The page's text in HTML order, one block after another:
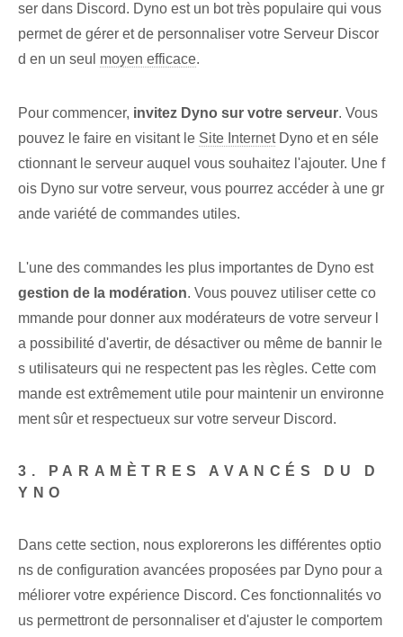
ser dans Discord. Dyno est ⁢un bot très populaire qui vous
permet de gérer et de personnaliser votre ‌Serveur Discor
d⁤⁤ en un seul moyen efficace.
Pour commencer, invitez ⁤Dyno ‌sur votre⁤ serveur. Vous
pouvez le faire en visitant le Site InternetDyno ‌et en séle
ctionnant le serveur⁤ auquel vous souhaitez l'ajouter. Une f
ois Dyno sur votre serveur, vous pourrez accéder à une gr
ande variété de commandes utiles.
L'une des commandes les plus importantes de ‍Dyno est
gestion de la modération. Vous pouvez utiliser cette co
mmande pour donner aux modérateurs de votre serveur l
a possibilité d'avertir, de désactiver ou même de bannir le
s utilisateurs qui ne respectent pas les règles. Cette com
mande est extrêmement utile pour maintenir un environne
ment sûr et respectueux sur votre serveur Discord.
3. PARAMÈTRES AVANCÉS DU D
YNO
Dans cette section, nous explorerons les différentes optio
ns de configuration avancées proposées par Dyno pour a
méliorer votre expérience Discord. Ces fonctionnalités vo
us permettront de personnaliser et d'ajuster le comportem